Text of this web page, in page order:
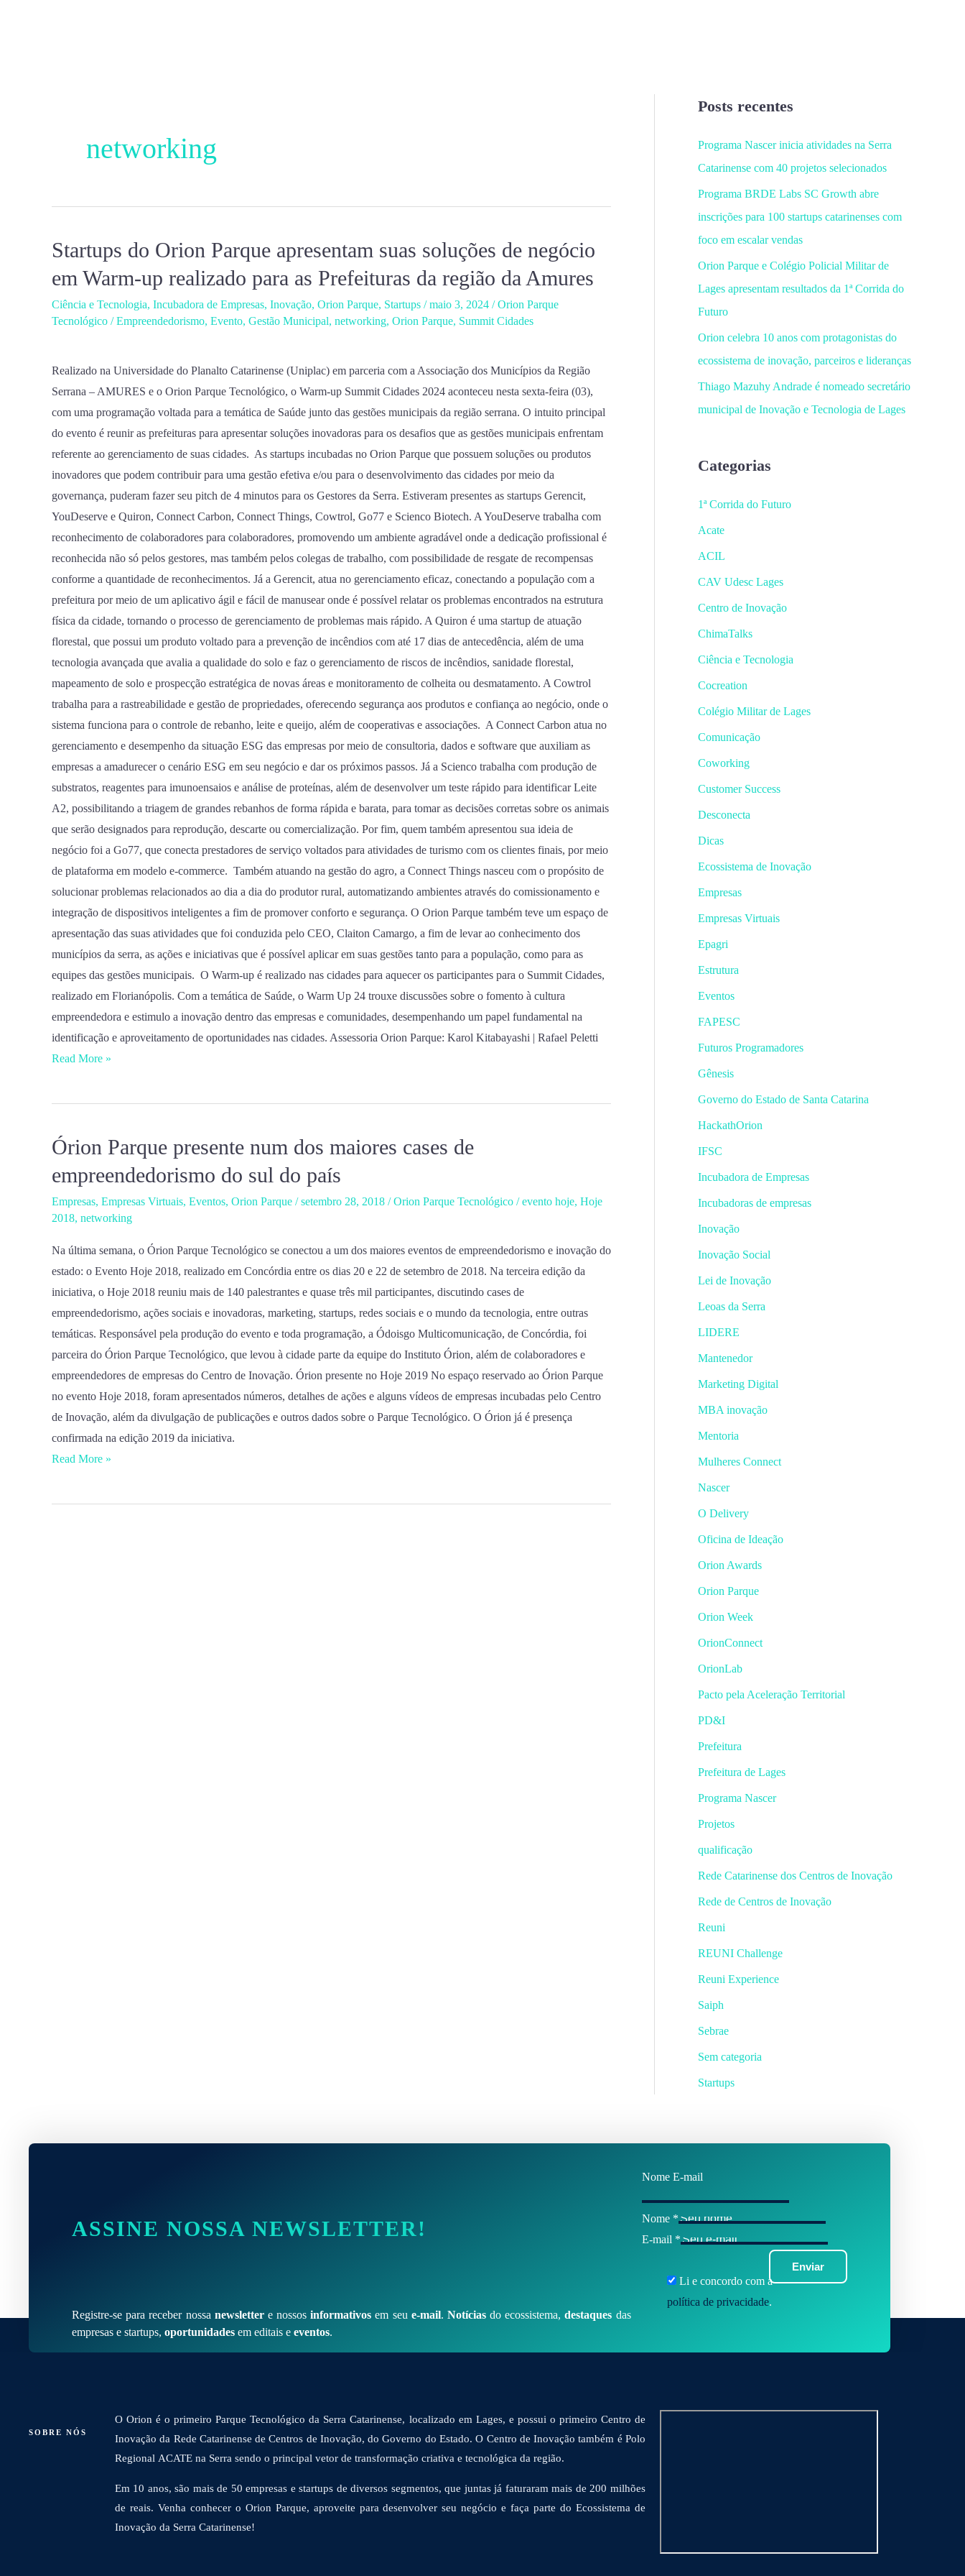
networking
Startups do Orion Parque apresentam suas soluções de negócio
em Warm-up realizado para as Prefeituras da região da Amures
Ciência e Tecnologia, Incubadora de Empresas, Inovação, Orion Parque, Startups /maio 3, 2024 /Orion Parque
Tecnológico /Empreendedorismo, Evento, Gestão Municipal, networking, Orion Parque, Summit Cidades
Realizado na Universidade do Planalto Catarinense (Uniplac) em parceria com a Associação dos Municípios da Região
Serrana – AMURES e o Orion Parque Tecnológico, o Warm-up Summit Cidades 2024 aconteceu nesta sexta-feira (03),
com uma programação voltada para a temática de Saúde junto das gestões municipais da região serrana. O intuito principal
do evento é reunir as prefeituras para apresentar soluções inovadoras para os desafios que as gestões municipais enfrentam
referente ao gerenciamento de suas cidades. As startups incubadas no Orion Parque que possuem soluções ou produtos
inovadores que podem contribuir para uma gestão efetiva e/ou para o desenvolvimento das cidades por meio da
governança, puderam fazer seu pitch de 4 minutos para os Gestores da Serra. Estiveram presentes as startups Gerencit,
YouDeserve e Quiron, Connect Carbon, Connect Things, Cowtrol, Go77 e Scienco Biotech. A YouDeserve trabalha com
reconhecimento de colaboradores para colaboradores, promovendo um ambiente agradável onde a dedicação profissional é
reconhecida não só pelos gestores, mas também pelos colegas de trabalho, com possibilidade de resgate de recompensas
conforme a quantidade de reconhecimentos. Já a Gerencit, atua no gerenciamento eficaz, conectando a população com a
prefeitura por meio de um aplicativo ágil e fácil de manusear onde é possível relatar os problemas encontrados na estrutura
física da cidade, tornando o processo de gerenciamento de problemas mais rápido. A Quiron é uma startup de atuação
florestal, que possui um produto voltado para a prevenção de incêndios com até 17 dias de antecedência, além de uma
tecnologia avançada que avalia a qualidade do solo e faz o gerenciamento de riscos de incêndios, sanidade florestal,
mapeamento de solo e prospecção estratégica de novas áreas e monitoramento de colheita ou desmatamento. A Cowtrol
trabalha para a rastreabilidade e gestão de propriedades, oferecendo segurança aos produtos e confiança ao negócio, onde o
sistema funciona para o controle de rebanho, leite e queijo, além de cooperativas e associações. A Connect Carbon atua no
gerenciamento e desempenho da situação ESG das empresas por meio de consultoria, dados e software que auxiliam as
empresas a amadurecer o cenário ESG em seu negócio e dar os próximos passos. Já a Scienco trabalha com produção de
substratos, reagentes para imunoensaios e análise de proteínas, além de desenvolver um teste rápido para identificar Leite
A2, possibilitando a triagem de grandes rebanhos de forma rápida e barata, para tomar as decisões corretas sobre os animais
que serão designados para reprodução, descarte ou comercialização. Por fim, quem também apresentou sua ideia de
negócio foi a Go77, que conecta prestadores de serviço voltados para atividades de turismo com os clientes finais, por meio
de plataforma em modelo e-commerce. Também atuando na gestão do agro, a Connect Things nasceu com o propósito de
solucionar problemas relacionados ao dia a dia do produtor rural, automatizando ambientes através do comissionamento e
integração de dispositivos inteligentes a fim de promover conforto e segurança. O Orion Parque também teve um espaço de
apresentação das suas atividades que foi conduzida pelo CEO, Claiton Camargo, a fim de levar ao conhecimento dos
municípios da serra, as ações e iniciativas que é possível aplicar em suas gestões tanto para a população, como para as
equipes das gestões municipais. O Warm-up é realizado nas cidades para aquecer os participantes para o Summit Cidades,
realizado em Florianópolis. Com a temática de Saúde, o Warm Up 24 trouxe discussões sobre o fomento à cultura
empreendedora e estimulo a inovação dentro das empresas e comunidades, desempenhando um papel fundamental na
identificação e aproveitamento de oportunidades nas cidades. Assessoria Orion Parque: Karol Kitabayashi | Rafael Peletti
Startups
Orion
Parque
apresentam
soluções
de
negócio
em
Warm-
up
realizado
para
as
Prefeituras
da
região
da
Amures
Read More »
Órion Parque presente num dos maiores cases de
empreendedorismo do sul do país
Empresas, Empresas Virtuais, Eventos, Orion Parque /setembro 28, 2018 /Orion Parque Tecnológico /evento hoje, Hoje
2018, networking
Na última semana, o Órion Parque Tecnológico se conectou a um dos maiores eventos de empreendedorismo e inovação do
estado: o Evento Hoje 2018, realizado em Concórdia entre os dias 20 e 22 de setembro de 2018. Na terceira edição da
iniciativa, o Hoje 2018 reuniu mais de 140 palestrantes e quase três mil participantes, discutindo cases de
empreendedorismo, ações sociais e inovadoras, marketing, startups, redes sociais e o mundo da tecnologia, entre outras
temáticas. Responsável pela produção do evento e toda programação, a Ódoisgo Multicomunicação, de Concórdia, foi
parceira do Órion Parque Tecnológico, que levou à cidade parte da equipe do Instituto Órion, além de colaboradores e
empreendedores de empresas do Centro de Inovação. Órion presente no Hoje 2019 No espaço reservado ao Órion Parque
no evento Hoje 2018, foram apresentados números, detalhes de ações e alguns vídeos de empresas incubadas pelo Centro
de Inovação, além da divulgação de publicações e outros dados sobre o Parque Tecnológico. O Órion já é presença
confirmada na edição 2019 da iniciativa.
Órion
presente
num
dos
maiores
cases
de
empreendedorismo
do
sul
do
país
Read More »
Posts recentes
Programa Nascer inicia atividades na Serra
Catarinense com 40 projetos selecionados
Programa BRDE Labs SC Growth abre
inscrições para 100 startups catarinenses com
foco em escalar vendas
Orion Parque e Colégio Policial Militar de
Lages apresentam resultados da 1ª Corrida do
Futuro
Orion celebra 10 anos com protagonistas do
ecossistema de inovação, parceiros e lideranças
Thiago Mazuhy Andrade é nomeado secretário
municipal de Inovação e Tecnologia de Lages
Categorias
1ª Corrida do Futuro
Acate
ACIL
CAV Udesc Lages
Centro de Inovação
ChimaTalks
Ciência e Tecnologia
Cocreation
Colégio Militar de Lages
Comunicação
Coworking
Customer Success
Desconecta
Dicas
Ecossistema de Inovação
Empresas
Empresas Virtuais
Epagri
Estrutura
Eventos
FAPESC
Futuros Programadores
Gênesis
Governo do Estado de Santa Catarina
HackathOrion
IFSC
Incubadora de Empresas
Incubadoras de empresas
Inovação
Inovação Social
Lei de Inovação
Leoas da Serra
LIDERE
Mantenedor
Marketing Digital
MBA inovação
Mentoria
Mulheres Connect
Nascer
O Delivery
Oficina de Ideação
Orion Awards
Orion Parque
Orion Week
OrionConnect
OrionLab
Pacto pela Aceleração Territorial
PD&I
Prefeitura
Prefeitura de Lages
Programa Nascer
Projetos
qualificação
Rede Catarinense dos Centros de Inovação
Rede de Centros de Inovação
Reuni
REUNI Challenge
Reuni Experience
Saiph
Sebrae
Sem categoria
Startups
ASSINE NOSSA NEWSLETTER!
Registre-se para receber nossa newslettere nossosinformativos em seu e-mail. Notíciasdo ecossistema,destaques das
empresas e startups, oportunidades em editais e eventos.
Nome E-mail
Nome *
E-mail *
Enviar
Li e concordo com a
política de privacidade.
SOBRE NÓS
O Orion é o primeiro Parque Tecnológico da Serra Catarinense, localizado em Lages, e possui o primeiro Centro de
Inovação da Rede Catarinense de Centros de Inovação, do Governo do Estado. O Centro de Inovação também é Polo
Regional ACATE na Serra sendo o principal vetor de transformação criativa e tecnológica da região.
Em 10 anos, são mais de 50 empresas e startups de diversos segmentos, que juntas já faturaram mais de 200 milhões
de reais. Venha conhecer o Orion Parque, aproveite para desenvolver seu negócio e faça parte do Ecossistema de
Inovação da Serra Catarinense!